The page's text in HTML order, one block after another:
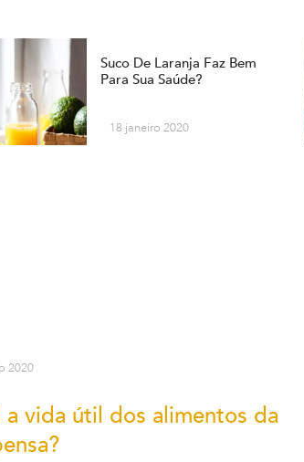
Suco De Laranja Faz Bem
Para Sua Saúde?
18 janeiro 2020
2020
a vida útil dos alimentos da